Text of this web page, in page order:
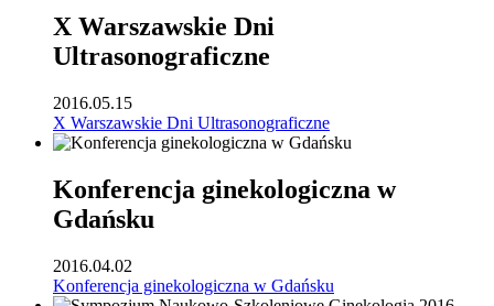
X Warszawskie Dni
Ultrasonograficzne
2016.05.15
X Warszawskie Dni Ultrasonograficzne
Konferencja ginekologiczna w
Gdańsku
2016.04.02
Konferencja ginekologiczna w Gdańsku